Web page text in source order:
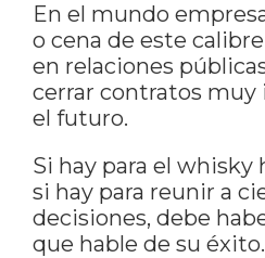
En el mundo
o cena de este
en relaciones
cerrar contratos
el futuro.
Si hay para el whisky
si hay para reunir a
decisiones, debe
que hable de su éxito.